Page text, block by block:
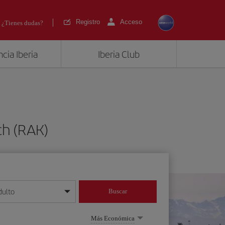
¿Tienes dudas? Registro Acceso
Iberia Iberia Club
(RAK)
mes/año
Buscar
Más Económica